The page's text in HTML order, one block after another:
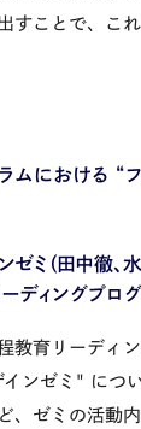
すことで、こ
ラムにおける “
ゼミ（田中徹
ディングプログ
教育リーディ
ンゼミ " につ
、ゼミの活動